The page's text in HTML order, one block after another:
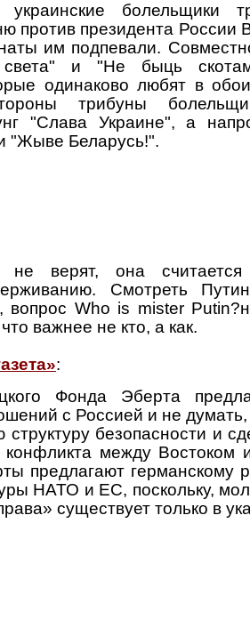
болельщики
против президента России
им подпевали.
и "Не быць
одинаково любят в
трибуны
"Слава Украине", а
"Жыве Беларусь!".
верят, она считается
Смотреть
Who is mister
важнее не кто, а как.
:
Фонда Эберта
с Россией и не думать,
структуру безопасности и
конфликта между
предлагают германскому
НАТО и ЕС, поскольку,
существует только в